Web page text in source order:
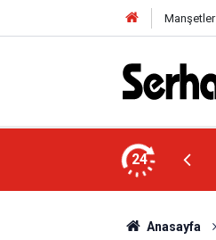
Manşetler
24
Gökalp Eğitim Fakültesi Yeni
Anasayfa